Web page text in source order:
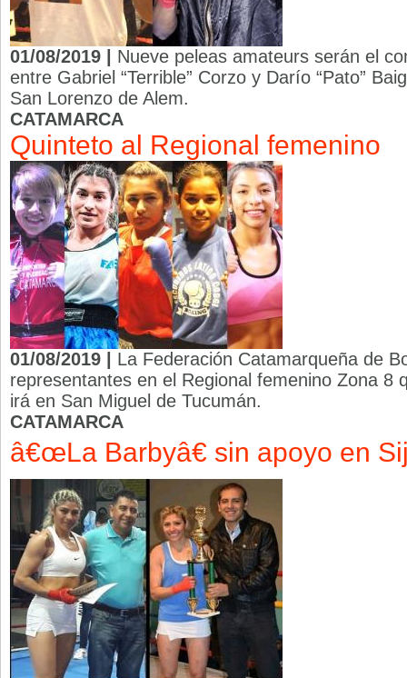
01/08/2019 | Nueve peleas amateurs serán el
entre Gabriel “Terrible” Corzo y Darío “Pato”
San Lorenzo de Alem.
CATAMARCA
Quinteto al Regional femenino
01/08/2019 | La Federación Catamarqueña de
representantes en el Regional femenino Zona 8
irá en San Miguel de Tucumán.
CATAMARCA
â€œLa Barbyâ€ sin apoyo en